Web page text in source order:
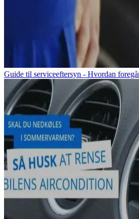
Guide til serviceeftersyn - Hvordan